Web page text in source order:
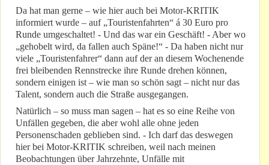
Da hat man gerne – wie hier auch bei Motor-KRITIK
informiert wurde – auf „Touristenfahrten“ á 30 Euro pro
Runde umgeschaltet! - Und das war ein Geschäft! - Aber wo
„gehobelt wird, da fallen auch Späne!“ - Da haben nicht nur
viele „Touristenfahrer“ dann auf der an diesem Wochenende
frei bleibenden Rennstrecke ihre Runde drehen können,
sondern einigen ist – wie man so schön sagt – nicht nur das
Talent, sondern auch die Straße ausgegangen.
Natürlich – so muss man sagen – hat es so eine Reihe von
Unfällen gegeben, die aber wohl alle ohne jeden
Personenschaden geblieben sind. - Ich darf das deswegen
hier bei Motor-KRITIK schreiben, weil nach meinen
Beobachtungen über Jahrzehnte, Unfälle mit